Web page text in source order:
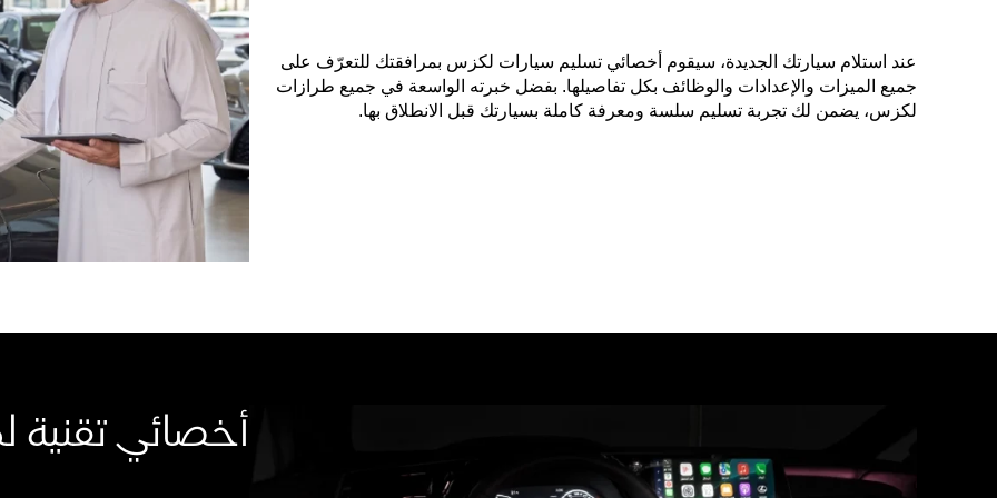
عند استلام سيارتك الجديدة، سيقوم أخصائي تسليم سيارات لكزس بمرافقتك للتعرّف على
جميع الميزات والإعدادات والوظائف بكل تفاصيلها. بفضل خبرته الواسعة في جميع طرازات
لكزس، يضمن لك تجربة تسليم سلسة ومعرفة كاملة بسيارتك قبل الانطلاق بها.
أخصائي